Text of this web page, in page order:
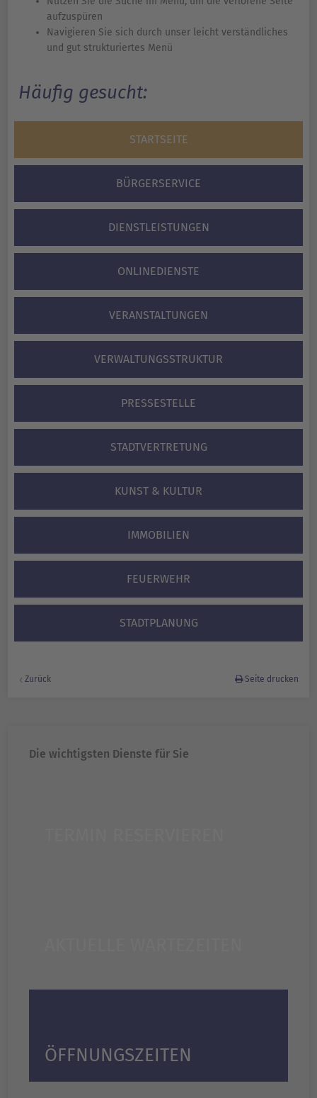
aufzuspüren
Navigieren Sie sich durch unser leicht verständliches
und gut strukturiertes Menü
Häufig gesucht:
STARTSEITE
BÜRGERSERVICE
DIENSTLEISTUNGEN
ONLINEDIENSTE
VERANSTALTUNGEN
VERWALTUNGS­STRUKTUR
PRESSESTELLE
STADTVERTRETUNG
KUNST & KULTUR
IMMOBILIEN
FEUERWEHR
STADTPLANUNG
Zurück Seite drucken
Die wichtigsten Dienste für Sie
ÖFFNUNGSZEITEN